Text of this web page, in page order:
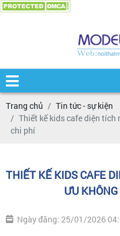
Trang chủ
Tin tức - sự kiện
Thiết kế kids cafe diện tích
chi phí
THIẾT KẾ KIDS CAFE
ƯU
Ngày đăng: 25/01/2026